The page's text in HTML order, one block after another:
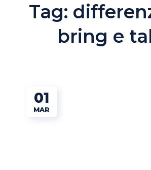
Tag:
bring e
01
MAR